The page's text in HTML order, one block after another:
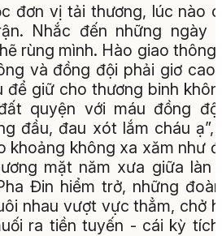
đơn vị tải thương, lúc nào
Nhắc đến những ngày
rùng mình. Hào giao thông
và đồng đội phải giơ cao
để giữ cho thương binh
quyện với máu đồng
đầu, đau xót lắm cháu ạ”,
khoảng không xa xăm như
mặt năm xưa giữa làn
Đin hiểm trở, những
nhau vượt vực thẳm, chở
ra tiền tuyến - cái kỳ